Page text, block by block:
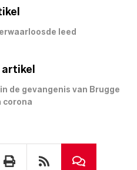
leed
artikel
de gevangenis van Brugge
corona